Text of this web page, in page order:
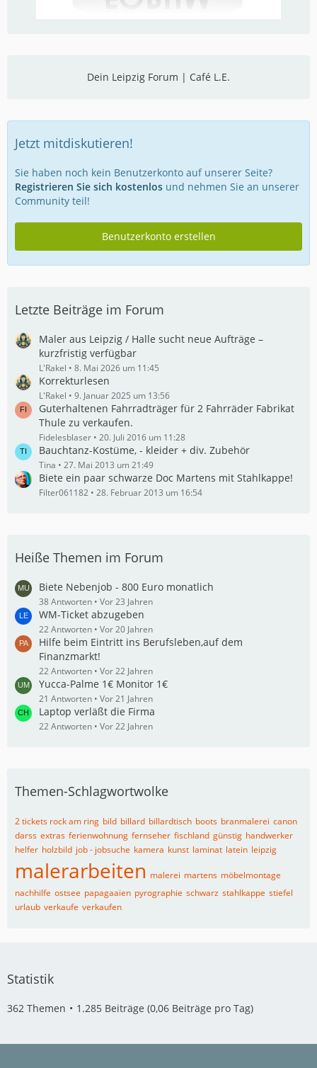
Dein Leipzig Forum | Café L.E.
Jetzt mitdiskutieren!
Sie haben noch kein Benutzerkonto auf unserer Seite?
Registrieren Sie sich kostenlos und nehmen Sie an unserer
Community teil!
Benutzerkonto erstellen
Letzte Beiträge im Forum
Maler aus Leipzig / Halle sucht neue Aufträge –
kurzfristig verfügbar
L'Rakel 8. Mai 2026 um 11:45
Korrekturlesen
L'Rakel 9. Januar 2025 um 13:56
Guterhaltenen Fahrradträger für 2 Fahrräder Fabrikat
Thule zu verkaufen.
Fidelesblaser 20. Juli 2016 um 11:28
Bauchtanz-Kostüme, - kleider + div. Zubehör
Tina 27. Mai 2013 um 21:49
Biete ein paar schwarze Doc Martens mit Stahlkappe!
Filter061182 28. Februar 2013 um 16:54
Heiße Themen im Forum
Biete Nebenjob - 800 Euro monatlich
38 Antworten Vor 23 Jahren
WM-Ticket abzugeben
22 Antworten Vor 20 Jahren
Hilfe beim Eintritt ins Berufsleben,auf dem
Finanzmarkt!
22 Antworten Vor 22 Jahren
Yucca-Palme 1€ Monitor 1€
21 Antworten Vor 21 Jahren
Laptop verläßt die Firma
22 Antworten Vor 22 Jahren
Themen-Schlagwortwolke
2 tickets rock am ring bild billard billardtisch boots branmalerei canon
darss extras ferienwohnung fernseher fischland günstig handwerker
helfer holzbild job - jobsuche kamera kunst laminat latein leipzig
malerarbeiten malerei martens möbelmontage
nachhilfe ostsee papagaaien pyrographie schwarz stahlkappe stiefel
urlaub verkaufe verkaufen
Statistik
362 Themen 1.285 Beiträge (0,06 Beiträge pro Tag)